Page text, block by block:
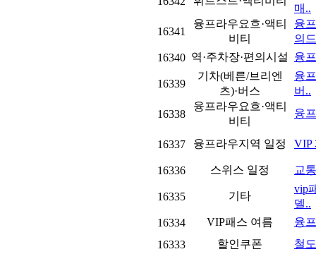
매..
16341
융프라우요흐·액티
비티
융
의
16340 역·주차장·편의시설 융
16339
기차(베른/브리엔
츠)·버스
융
버..
16338
융프라우요흐·액티
비티
융
16337 융프라우지역 일정 VIP
16336 스위스 일정 교
16335 기타
vip
델..
16334
VIP패스 여름
융
16333
할인쿠폰 철